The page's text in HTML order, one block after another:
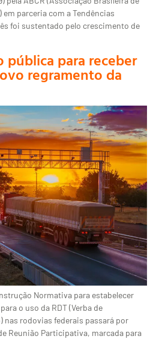
parceria com a Tendências
foi sustentado pelo crescimento de
pública para receber
regramento da
Normativa para estabelecer
o uso da RDT (Verba de
nas rodovias federais passará por
Reunião Participativa, marcada para